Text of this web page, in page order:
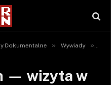
Dokumentalne » Wywiady »
— wizyta w